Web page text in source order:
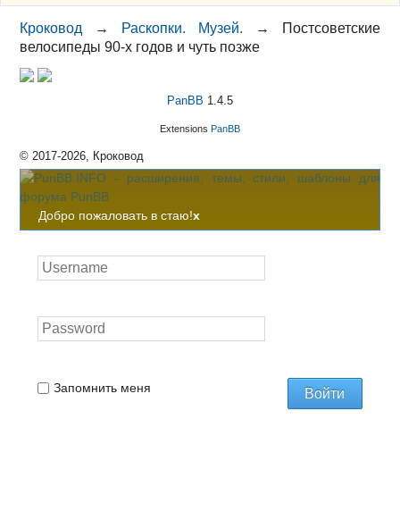
Кроковод → Раскопки. Музей. →
Постсоветские
велосипеды 90-х годов и чуть позже
PanBB 1.4.5
Extensions PanBB
© 2017-2026, Кроковод
Добро пожаловать в стаю!x
Запомнить меня